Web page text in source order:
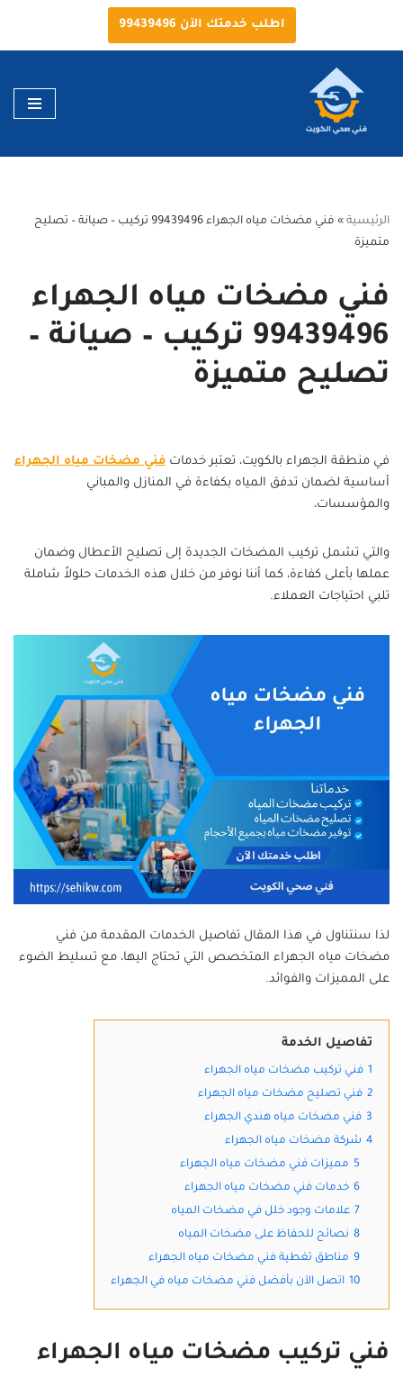
تخطى
المحتوى
اطلب خدمتك الآن 99439496
الرئيسية »
فني مضخات مياه الجهراء 99439496 تركيب – صيانة – تصليح
متميزة
فني مضخات مياه الجهراء
99439496 تركيب – صيانة –
تصليح متميزة
في منطقة الجهراء بالكويت، تعتبر خدمات فني مضخات مياه الجهراء
أساسية لضمان تدفق المياه بكفاءة في المنازل والمباني
والمؤسسات،
والتي تشمل تركيب المضخات الجديدة إلى تصليح الأعطال وضمان
عملها بأعلى كفاءة، كما أننا نوفر من خلال هذه الخدمات حلولاً شاملة
تلبي احتياجات العملاء.
لذا سنتناول في هذا المقال تفاصيل الخدمات المقدمة من فني
مضخات مياه الجهراء المتخصص التي تحتاج اليها، مع تسليط الضوء
على المميزات والفوائد.
تفاصيل الخدمة
1 فني تركيب مضخات مياه الجهراء
2 فني تصليح مضخات مياه الجهراء
3 فني مضخات مياه هندي الجهراء
4 شركة مضخات مياه الجهراء
5 مميزات فني مضخات مياه الجهراء
6 خدمات فني مضخات مياه الجهراء
7 علامات وجود خلل في مضخات المياه
8 نصائح للحفاظ على مضخات المياه
9 مناطق تغطية فني مضخات مياه الجهراء
10 اتصل الآن بأفضل فني مضخات مياه في الجهراء
فني تركيب مضخات مياه الجهراء